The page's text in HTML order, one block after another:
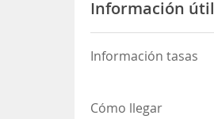
Información útil
Información tasas
Cómo llegar